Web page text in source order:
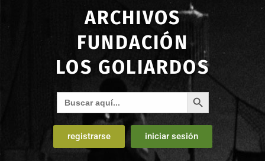
ARCHIVOS
FUNDACIÓN
LOS GOLIARDOS
Buscar: Botón de búsqueda
registrarse iniciar sesión